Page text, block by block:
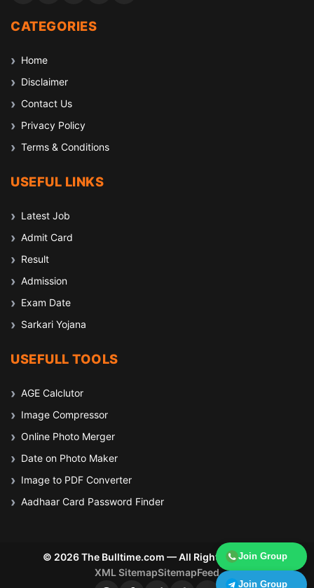
Join Group
Join Group
CATEGORIES
Home
Disclaimer
Contact Us
Privacy Policy
Terms & Conditions
USEFUL LINKS
Latest Job
Admit Card
Result
Admission
Exam Date
Sarkari Yojana
USEFULL TOOLS
AGE Calclutor
Image Compressor
Online Photo Merger
Date on Photo Maker
Image to PDF Converter
Aadhaar Card Password Finder
© 2026 The Bulltime.com — All Rights Reserved
XML SitemapSitemapFeed